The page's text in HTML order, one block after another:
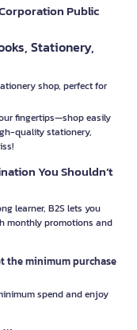
Public
Stationery,
shop, perfect for
fingertips—shop easily
quality stationery,
You Shouldn’t
learner, B2S lets you
monthly promotions and
the minimum purchase
spend and enjoy